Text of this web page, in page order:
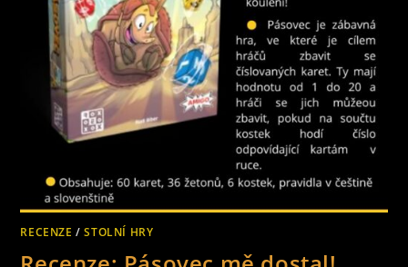
RECENZE /STOLNÍ HRY